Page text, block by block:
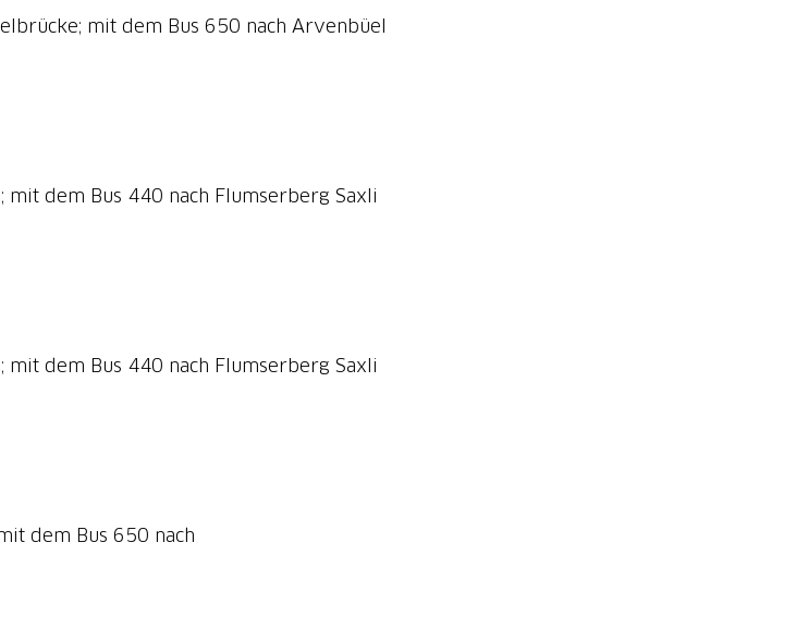
mit dem Bus 650 nach Arvenbüel
mit dem Bus 440 nach Flumserberg Saxli
mit dem Bus 440 nach Flumserberg Saxli
dem Bus 650 nach